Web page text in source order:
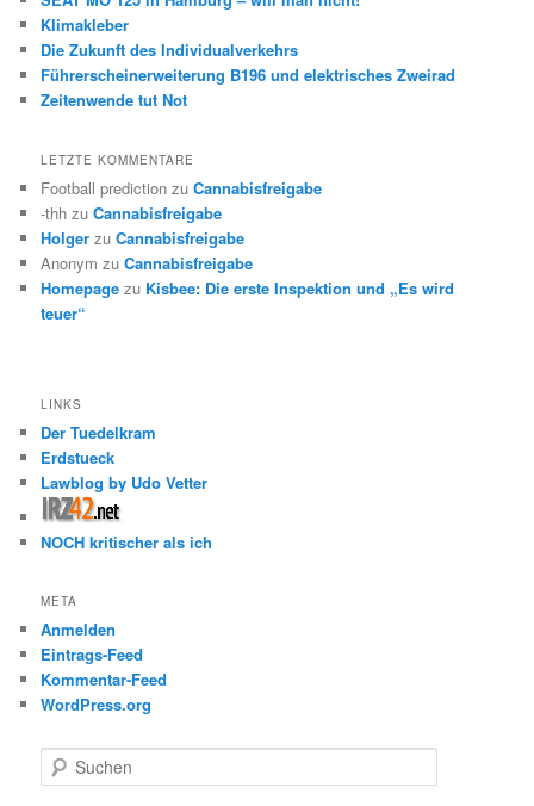
Klimakleber
Die Zukunft des Individualverkehrs
Führerscheinerweiterung B196 und elektrisches Zweirad
Zeitenwende tut Not
LETZTE KOMMENTARE
Football prediction zuCannabisfreigabe
-thh zuCannabisfreigabe
Holger zuCannabisfreigabe
Anonym zuCannabisfreigabe
Homepage zu Kisbee: Die erste Inspektion und „Es wird
teuer“
LINKS
Der Tuedelkram
Erdstueck
Lawblog by Udo Vetter
NOCH kritischer als ich
META
Anmelden
Eintrags-Feed
Kommentar-Feed
WordPress.org
u